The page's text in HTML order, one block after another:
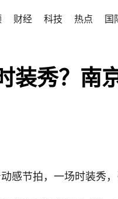
财经 科技 热点 国
装秀？南
感节拍，一场时装秀，